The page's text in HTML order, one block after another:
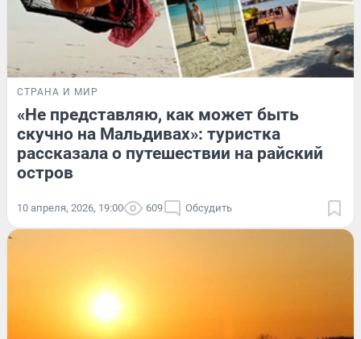
СТРАНА И МИР
«Не представляю, как может быть
скучно на Мальдивах»: туристка
рассказала о путешествии на райский
остров
10 апреля, 2026, 19:00 609 Обсудить